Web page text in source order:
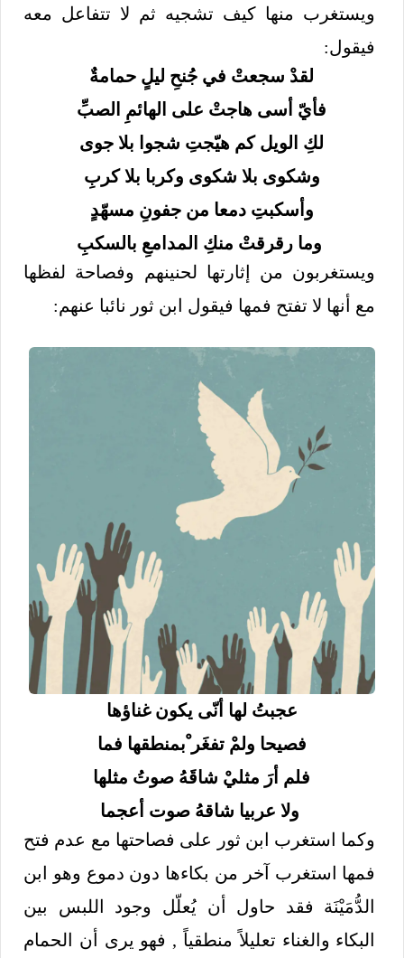
ويستغرب منها كيف تشجيه ثم لا تتفاعل معه
فيقول:
لقدْ سجعتْ في جُنحِ ليلٍ حمامةٌ
فأيّ أسى هاجتْ على الهائمِ الصبِّ
لكِ الويل كم هيّجتِ شجوا بلا جوى
وشكوى بلا شكوى وكربا بلا كربِ
وأسكبتِ دمعا من جفونِ مسهّدٍ
وما رقرقتْ منكِ المدامعِ بالسكبِ
ويستغربون من إثارتها لحنينهم وفصاحة لفظها
مع أنها لا تفتح فمها فيقول ابن ثور نائبا عنهم:
عجبتُ لها أنّى يكون غناؤها
فصيحا ولمْ تفغَر ْبمنطقها فما
فلم أرَ مثليْ شاقَهُ صوتُ مثلها
ولا عربيا شاقهُ صوت أعجما
وكما استغرب ابن ثور على فصاحتها مع عدم فتح
فمها استغرب آخر من بكاءها دون دموع وهو ابن
الدُّمَيْنَة فقد حاول أن يُعلّل وجود اللبس بين
البكاء والغناء تعليلاً منطقياً , فهو يرى أن الحمام